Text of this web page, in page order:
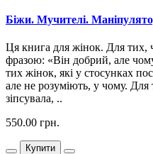
Біжи. Мучителі.
Ця книга для жінок. Для тих,
фразою: «Він добрий, але
тих жінок, які у стосунках
але не розуміють, у чому. Для
зіпсувала, ..
550.00 грн.
Купити